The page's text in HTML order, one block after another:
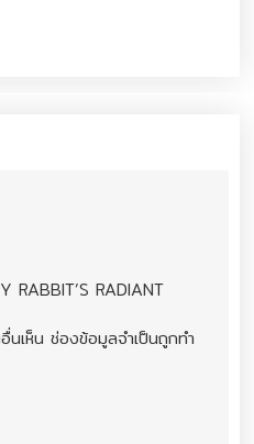
RABBIT’S RADIANT
นเห็น ช่องข้อมูลจำเป็นถูกทำ